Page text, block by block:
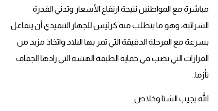
مباشرة مع المواطنين نتيجة ارتفاع الأسعار وتدني القدرة
الشرائية، وهو ما يتطلب منه كرئيس للجهاز التنفيذي أن يتفاعل
بسرعة مع المرحلة الدقيقة التي تمر بها البلاد واتخاذ مزيد من
القرارات التي تصب في حماية الطبقة الهشة التي زادها الجفاف
تأزما..
الله يجيب الشتا وخلاص